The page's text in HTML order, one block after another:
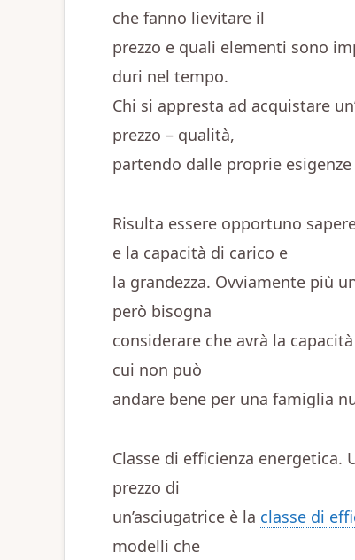
che fanno lievitare il
prezzo e quali elementi sono
duri nel tempo.
Chi si appresta ad acquistare
prezzo – qualità,
partendo dalle proprie
Risulta essere opportuno
e la capacità di carico e
la grandezza. Ovviamente più
però bisogna
considerare che avrà la
cui non può
andare bene per una famiglia
Classe di efficienza energetica.
prezzo di
un’asciugatrice è la classe di
modelli che